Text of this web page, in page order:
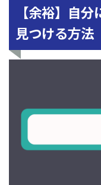
【余裕】自
見つける方法